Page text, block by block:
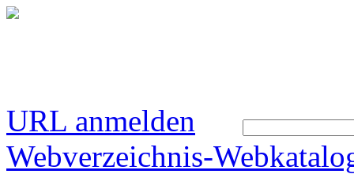
URL anmelden
Webverzeichnis-